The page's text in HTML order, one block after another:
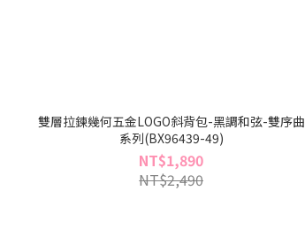
雙層拉鍊幾何五金LOGO斜背包-黑調和弦-雙序曲
系列(BX96439-49)
NT$1,890
NT$2,490